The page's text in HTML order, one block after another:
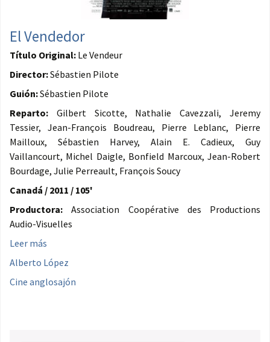
El Vendedor
Título Original: Le Vendeur
Director:Sébastien Pilote
Guión:Sébastien Pilote
Reparto: Gilbert Sicotte, Nathalie Cavezzali, Jeremy
Tessier, Jean-François Boudreau, Pierre Leblanc, Pierre
Mailloux, Sébastien Harvey, Alain E. Cadieux, Guy
Vaillancourt, Michel Daigle, Bonfield Marcoux, Jean-Robert
Bourdage, Julie Perreault, François Soucy
Canadá / 2011 / 105'
Productora: Association Coopérative des Productions
Audio-Visuelles
Leer más
Alberto López
Cine anglosajón